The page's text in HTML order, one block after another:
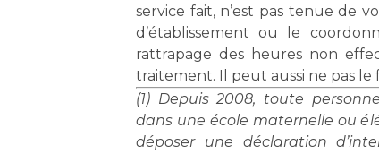
service fait, n’est pas tenue de
d’établissement ou le
rattrapage des heures non
traitement. Il peut aussi ne pas le
(1) Depuis 2008, toute
dans une école maternelle ou
déposer une déclaration